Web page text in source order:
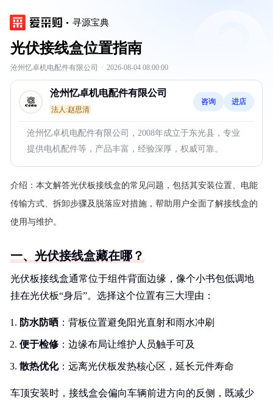
寻源宝典
光伏接线盒位置指南
沧州忆卓机电配件有限公司 · 2026-08-04 08:00:00
沧州忆卓机电配件有限公司
法人:赵思清
咨询 进店
沧州忆卓机电配件有限公司，2008年成立于东光县，专业
提供电机配件等，产品丰富，经验深厚，权威可靠。
介绍： 本文解答光伏板接线盒的常见问题，包括其安装位置、电能
传输方式、拆卸步骤及脱落应对措施，帮助用户全面了解接线盒的
使用与维护。
一、光伏接线盒藏在哪？
光伏板接线盒通常位于组件背面边缘，像个小书包低调地
挂在光伏板“身后”。选择这个位置有三大理由：
防水防晒 ：背板位置避免阳光直射和雨水冲刷
便于检修 ：边缘布局让维护人员触手可及
散热优化：远离光伏板发热核心区，延长元件寿命
车顶安装时，接线盒会偏向车辆前进方向的反侧，既减少